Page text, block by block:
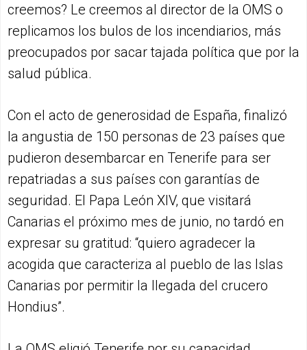
creemos? Le creemos al director de la OMS o
replicamos los bulos de los incendiarios, más
preocupados por sacar tajada política que por la
salud pública.
Con el acto de generosidad de España, finalizó
la angustia de 150 personas de 23 países que
pudieron desembarcar en Tenerife para ser
repatriadas a sus países con garantías de
seguridad. El Papa León XIV, que visitará
Canarias el próximo mes de junio, no tardó en
expresar su gratitud: “quiero agradecer la
acogida que caracteriza al pueblo de las Islas
Canarias por permitir la llegada del crucero
Hondius”.